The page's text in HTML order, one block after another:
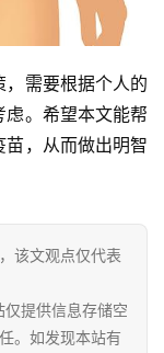
需要根据个人的
。希望本文能帮
，从而做出明智
该文观点仅代表
提供信息存储空
。如发现本站有